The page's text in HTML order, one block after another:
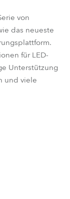
von
das neueste
für LED-
Unterstützung
und viele